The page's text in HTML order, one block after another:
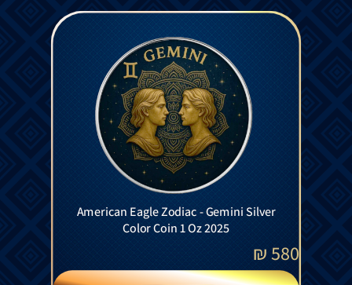
American Eagle Zodiac - Gemini Silver
Color Coin 1 Oz 2025
580
₪